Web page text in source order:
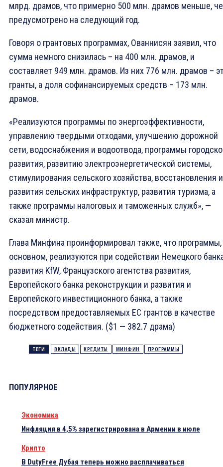
млрд. драмов, что примерно 500 млн. драмов меньше,
предусмотрено на следующий год.
Говоря о грантовых программах, Ованнисян заявил, что
сумма немного снизилась – на 400 млн. драмов, и
составляет 949 млн. драмов. Из них 776 млн. драмов –
гранты, а доля софинансируемых средств – 173 млн.
драмов.
«Реализуются программы по энергоэффективности,
управлению твердыми отходами, улучшению дорожной
сети, водоснабжения и водоотвода, программы
развития, развитию электроэнергетической системы,
стимулирования сельского хозяйства, восстановления и
развития сельских инфраструктур, развития туризма, а
также программы налоговых и таможенных служб», —
сказал министр.
Глава Минфина проинформировал также, что
основном, реализуются при содействии Немецкого
развития KfW, Французского агентства развития,
Европейского банка реконструкции и развития и
Европейского инвестиционного банка, а также
посредством предоставляемых ЕС грантов в качестве
бюджетного содействия. ($1 — 382.7 драма)
ТЕГИ ВКЛАДЫ КРЕДИТЫ МИНФИН ПРОГРАММЫ
ПОПУЛЯРНОЕ
Экономика
Инфляция в 4,5% зарегистрирована в Армении в июле
Крипто
В DutyFree Дубая теперь можно расплачиваться